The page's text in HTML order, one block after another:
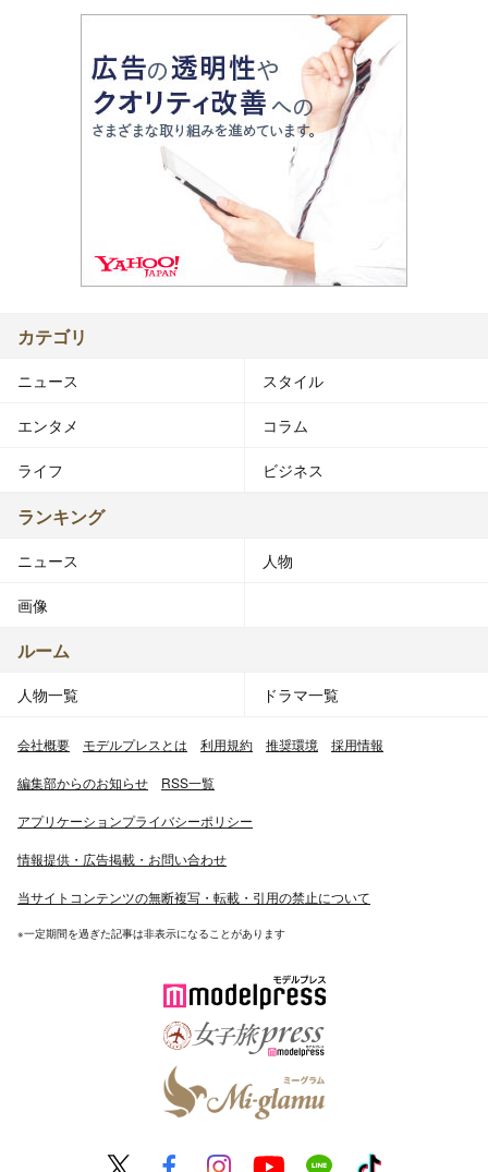
カテゴリ
ニュース スタイル
エンタメ コラム
ライフ ビジネス
ランキング
ニュース 人物
画像
ルーム
人物一覧 ドラマ一覧
会社概要 モデルプレスとは 利用規約 推奨環境 採用情報
編集部からのお知らせ RSS一覧
アプリケーションプライバシーポリシー
情報提供・広告掲載・お問い合わせ
当サイトコンテンツの無断複写・転載・引用の禁止について
※一定期間を過ぎた記事は非表示になることがあります